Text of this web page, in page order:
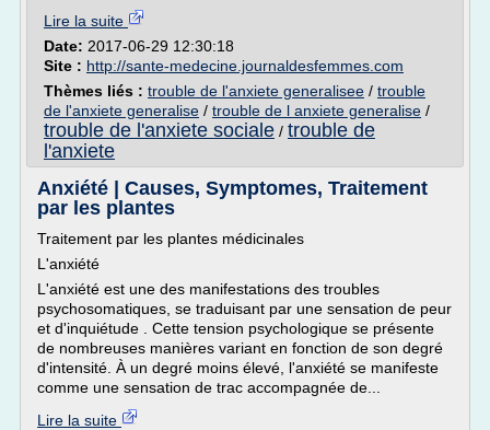
Lire la suite
Date: 2017-06-29 12:30:18
Site : http://sante-medecine.journaldesfemmes.com
Thèmes liés : trouble de l'anxiete generalisee / trouble
de l'anxiete generalise / trouble de l anxiete generalise /
trouble de l'anxiete sociale / trouble de
l'anxiete
Anxiété | Causes, Symptomes, Traitement
par les plantes
Traitement par les plantes médicinales
L'anxiété
L'anxiété est une des manifestations des troubles
psychosomatiques, se traduisant par une sensation de peur
et d'inquiétude . Cette tension psychologique se présente
de nombreuses manières variant en fonction de son degré
d'intensité. À un degré moins élevé, l'anxiété se manifeste
comme une sensation de trac accompagnée de...
Lire la suite